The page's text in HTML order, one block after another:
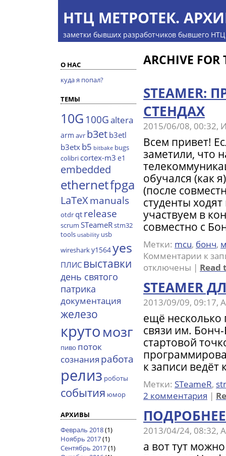
НТЦ МЕТРОТЕК.
заметки бывших разработчиков бывшего
ARCHIVE FOR
СТЕНДАХ
2015/06/08, 00:32,
Всем привет!
заметили, что
обучался (как
(после
студенты
участвуем в
совместно с
Метки: mcu, бонч,
Комментарии к
отключены | Read
STEAMER
2013/09/09, 09:17,
ещё несколько
связи им.
стартовой
к записи ведёт
Метки: STeameR,
2 комментария |
ПОДРОБНЕЕ
2013/04/24, 08:32,
а вот тут
О НАС
куда я попал?
ТЕМЫ
10G 100Galtera
arm avr b3et b3etl
b3etx b5 bitbake bugs
colibri cortex-m3 e1
embedded
ethernetfpga
LaTeXmanuals
otdr qt release
scrum STeameRstm32
tools usability usb
wiresharky1564yes
ПЛИС выставки
день святого
патрика
документация
железо
крутомозг
пиво поток
сознания работа
релиз роботы
события юмор
АРХИВЫ
Февраль 2018(1)
Ноябрь 2017(1)
Сентябрь 2017(1)